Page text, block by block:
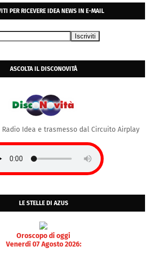
PER RICEVERE IDEA NEWS IN E-MAIL
ASCOLTA IL DISCONOVITÀ
Idea e trasmesso dal Circuito Airplay
LE STELLE DI AZUS
Oroscopo di oggi
Venerdì 07 Agosto 2026: